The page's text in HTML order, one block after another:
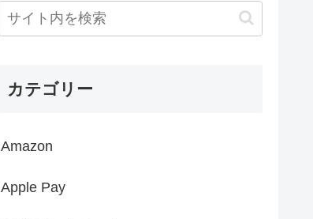
カテゴリー
Amazon
Apple Pay